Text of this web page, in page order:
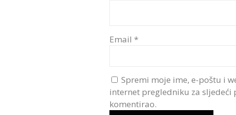
Email *
Spremi moje ime, e-poštu i
internet pregledniku za sljedeći
komentirao.